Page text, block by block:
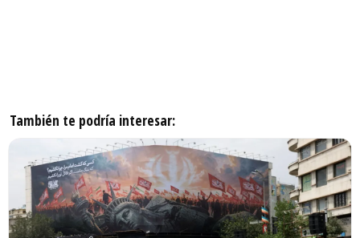
También te podría interesar: